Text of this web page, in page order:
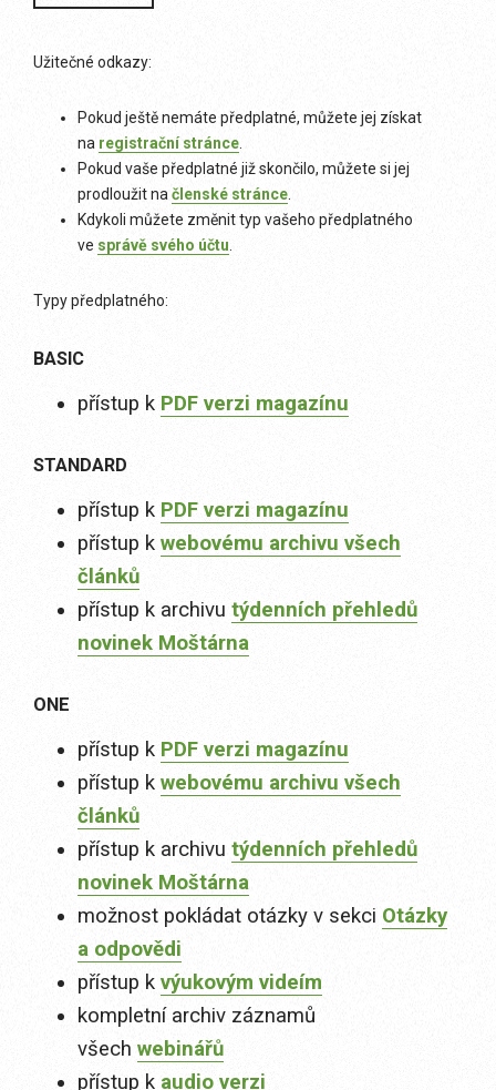
Užitečné odkazy:
Pokud ještě nemáte předplatné, můžete jej získat
na registrační stránce
Pokud vaše předplatné již skončilo, můžete si jej
prodloužit na členské stránce
Kdykoli můžete změnit typ vašeho předplatného
ve správě svého účtu
Typy předplatného:
BASIC
přístup k PDF verzi magazínu
STANDARD
přístup k PDF verzi magazínu
přístup k webovému archivu všech
článků
přístup k archivu týdenních přehledů
novinek Moštárna
ONE
přístup k PDF verzi magazínu
přístup k webovému archivu všech
článků
přístup k archivu týdenních přehledů
novinek Moštárna
možnost pokládat otázky v sekci Otázky
a odpovědi
přístup k výukovým videím
kompletní archiv záznamů
všech webinářů
přístup k audio verzi